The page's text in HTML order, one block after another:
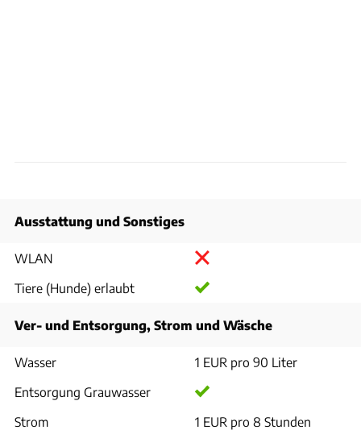
Ausstattung und Sonstiges
WLAN
Tiere (Hunde) erlaubt
Ver- und Entsorgung, Strom und Wäsche
Wasser
1 EUR pro 90 Liter
Entsorgung Grauwasser
Strom
1 EUR pro 8 Stunden